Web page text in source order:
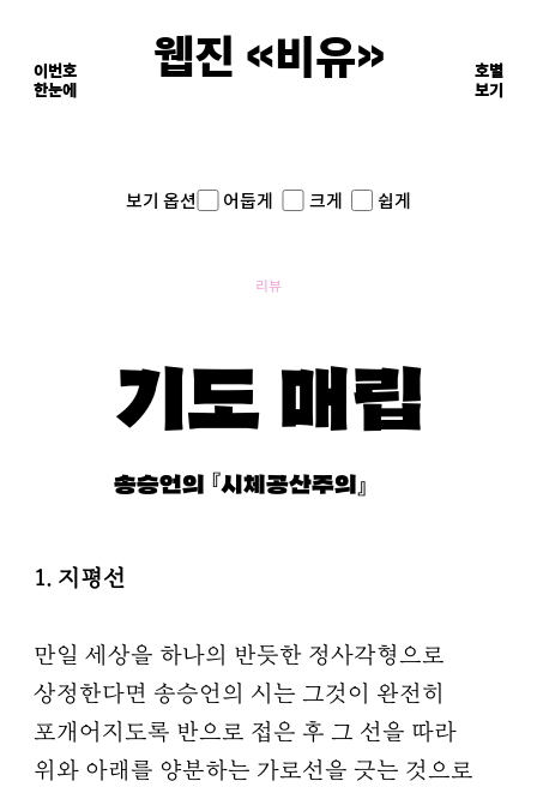
웹진 《비유》
이면의 장면들
이번호
한눈에
호별
보기
보기 옵션 어둡게 크게 쉽게
리뷰
기도 매립
송승언의 『시체공산주의』
1. 지평선
만일 세상을 하나의 반듯한 정사각형으로
상정한다면 송승언의 시는 그것이 완전히
포개어지도록 반으로 접은 후 그 선을 따라
위와 아래를 양분하는 가로선을 긋는 것으로